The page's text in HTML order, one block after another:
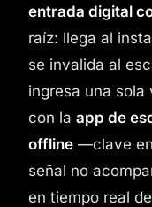
entrada digital
raíz: llega al
se invalida al
ingresa una
con la app de
offline —clave
señal no
en tiempo real